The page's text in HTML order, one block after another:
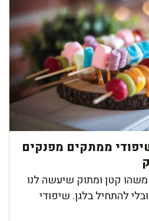
ממתקים מפנקים
קטן ומתוק שיעשה לנו
להתחיל בלגן. שיפודי